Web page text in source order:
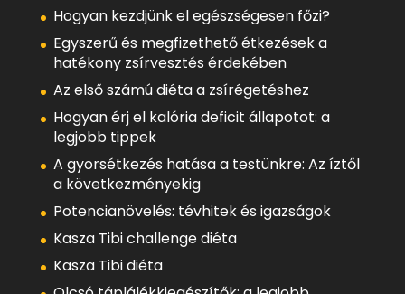
Hogyan kezdjünk el egészségesen főzi?
Egyszerű és megfizethető étkezések a
hatékony zsírvesztés érdekében
Az első számú diéta a zsírégetéshez
Hogyan érj el kalória deficit állapotot: a
legjobb tippek
A gyorsétkezés hatása a testünkre: Az íztől
a következményekig
Potencianövelés: tévhitek és igazságok
Kasza Tibi challenge diéta
Kasza Tibi diéta